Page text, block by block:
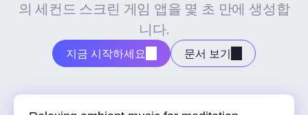
의 세컨드 스크린 게임 앱을 몇 초 만에 생성합
니다.
지금 시작하세요 문서 보기